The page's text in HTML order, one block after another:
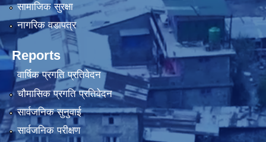
सामाजिक सुरक्षा
नागरिक वडापत्र
Reports
वार्षिक प्रगति प्रतिवेदन
चौमासिक प्रगति प्रतिवेदन
सार्वजनिक सुनुवाई
सार्वजनिक परीक्षण